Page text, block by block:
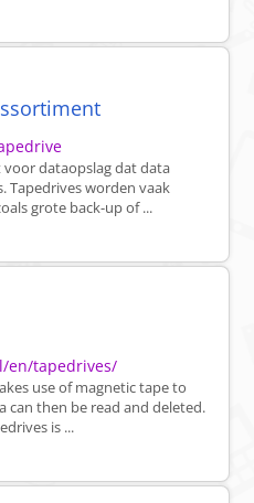
voor dataopslag dat data
Tapedrives worden vaak
grote back-up of ...
en/tapedrives/
use of magnetic tape to
can then be read and deleted.
is ...